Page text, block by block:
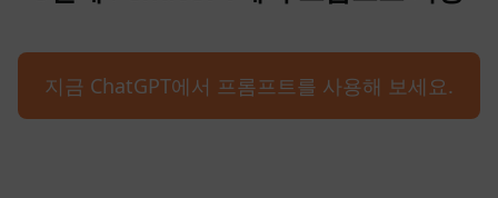
지금 ChatGPT에서 프롬프트를 사용해 보세요.